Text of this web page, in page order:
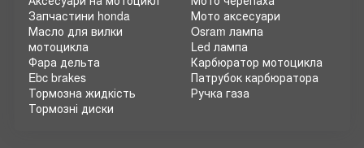
Запчастини honda
Масло для вилки
мотоцикла
Фара дельта
Ebc brakes
Тормозна жидкість
Тормозні диски
Мото аксесуари
Osram лампа
Led лампа
Карбюратор мотоцикла
Патрубок карбюратора
Ручка газа